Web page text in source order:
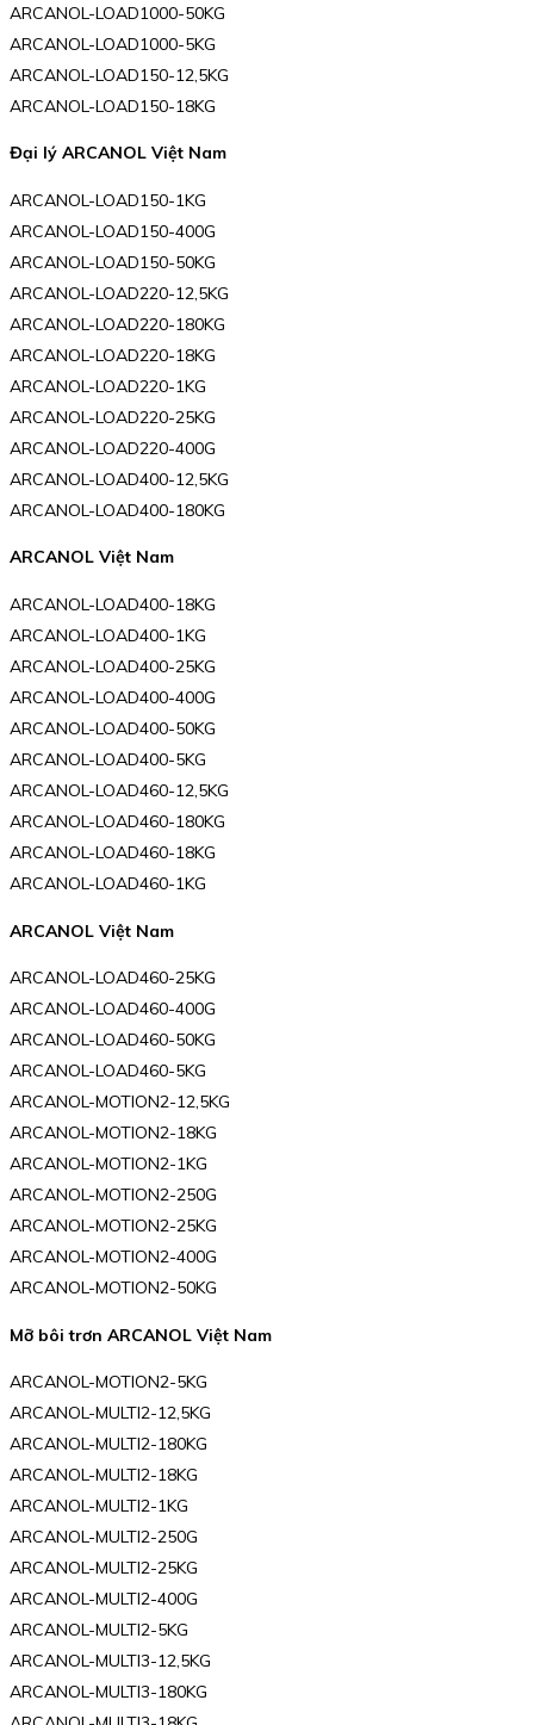
ARCANOL-LOAD1000-50KG
ARCANOL-LOAD1000-5KG
ARCANOL-LOAD150-12,5KG
ARCANOL-LOAD150-18KG
Đại lý ARCANOL Việt Nam
ARCANOL-LOAD150-1KG
ARCANOL-LOAD150-400G
ARCANOL-LOAD150-50KG
ARCANOL-LOAD220-12,5KG
ARCANOL-LOAD220-180KG
ARCANOL-LOAD220-18KG
ARCANOL-LOAD220-1KG
ARCANOL-LOAD220-25KG
ARCANOL-LOAD220-400G
ARCANOL-LOAD400-12,5KG
ARCANOL-LOAD400-180KG
ARCANOL Việt Nam
ARCANOL-LOAD400-18KG
ARCANOL-LOAD400-1KG
ARCANOL-LOAD400-25KG
ARCANOL-LOAD400-400G
ARCANOL-LOAD400-50KG
ARCANOL-LOAD400-5KG
ARCANOL-LOAD460-12,5KG
ARCANOL-LOAD460-180KG
ARCANOL-LOAD460-18KG
ARCANOL-LOAD460-1KG
ARCANOL Việt Nam
ARCANOL-LOAD460-25KG
ARCANOL-LOAD460-400G
ARCANOL-LOAD460-50KG
ARCANOL-LOAD460-5KG
ARCANOL-MOTION2-12,5KG
ARCANOL-MOTION2-18KG
ARCANOL-MOTION2-1KG
ARCANOL-MOTION2-250G
ARCANOL-MOTION2-25KG
ARCANOL-MOTION2-400G
ARCANOL-MOTION2-50KG
Mỡ bôi trơn ARCANOL Việt Nam
ARCANOL-MOTION2-5KG
ARCANOL-MULTI2-12,5KG
ARCANOL-MULTI2-180KG
ARCANOL-MULTI2-18KG
ARCANOL-MULTI2-1KG
ARCANOL-MULTI2-250G
ARCANOL-MULTI2-25KG
ARCANOL-MULTI2-400G
ARCANOL-MULTI2-5KG
ARCANOL-MULTI3-12,5KG
ARCANOL-MULTI3-180KG